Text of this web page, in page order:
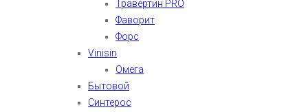
Травертин PRO
Фаворит
Форс
Vinisin
Омега
Бытовой
Синтерос